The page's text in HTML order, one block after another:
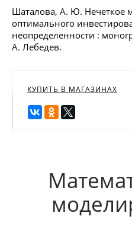
Шаталова, А. Ю. Нечеткое
оптимального
неопределенности :
А. Лебедев.
КУПИТЬ В МАГАЗИНАХ